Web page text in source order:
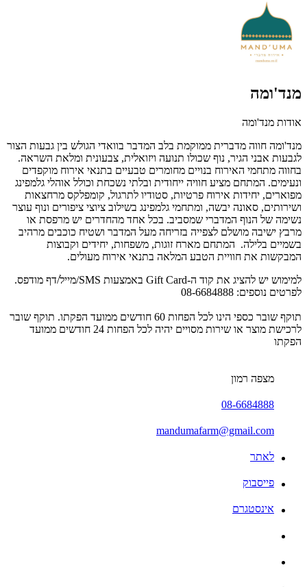
מנד'ומה
אודות מנד'ומה
מנד'ומה חווה מדברית ממוקמת בלב המדבר בוואדי הגולש בין גבעות הצור
לגבעות אבני הגיר, נוף שכולו תנועה ויזואלית, צבעונית ומלאת השראה.
בחווה מתחמי האירוח בנויים מחומרים טבעיים בתנאי אירוח מוקפדים
ונעימים. המתחם מציע חוויה ייחודית ובלתי נשכחת וכולל אוהלי גלמפינג
מפוארים, יחידות אירוח פרטיות, סטודיו לתרגול, קומפלקס מרחצאות
ושירותים, סאונה יבשה, ומתחמי גלמפינג בשילוב ציוצי ציפורים ונוף עוצר
נשימה של הנוף המדברי שמסביב. בכל אחד מהחדרים יש מרפסת או
מרבץ ישיבה מושלם לצפייה בזריחה מעל המדבר ושטיח כוכבים מרהיב
בשמיים בלילה. המתחם מארח זוגות, משפחות, יחידים וקבוצות
המבקשות את חוויית הטבע המלאה בתנאי אירוח מעולים.
למימוש יש להציג את קוד ה-Gift Card באמצעות SMS/מייל/דף מודפס.
לפרטים נוספים: 08-6684888
תוקף שובר כספי הינו לכל הפחות 60 חודשים ממועד הפקתו. תוקף שובר
לרכישת מוצר או שירות מסויים יהיה לכל הפחות 24 חודשים ממועד
הפקתו
מצפה רמון
08-6684888
mandumafarm@gmail.com
לאתר
פייסבוק
אינסטגרם